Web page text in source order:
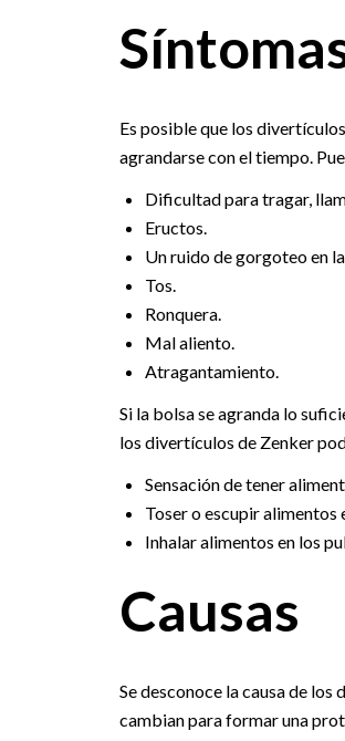
Es posible que los
agrandarse con el tiempo.
Dificultad para tragar,
Eructos.
Un ruido de gorgoteo en
Tos.
Ronquera.
Mal aliento.
Atragantamiento.
Si la bolsa se agranda lo
los divertículos de Zenker
Sensación de tener
Toser o escupir alimentos
Inhalar alimentos en los
Causas
Se desconoce la causa de
cambian para formar una